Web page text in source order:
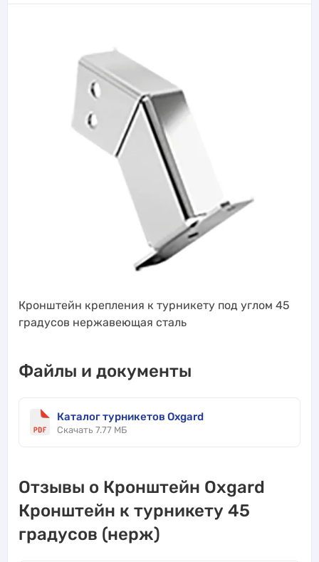
Кронштейн крепления к турникету под углом 45
градусов нержавеющая сталь
Файлы и документы
Каталог турникетов Oxgard
Скачать 7.77 МБ
Отзывы о Кронштейн Oxgard
Кронштейн к турникету 45
градусов (нерж)